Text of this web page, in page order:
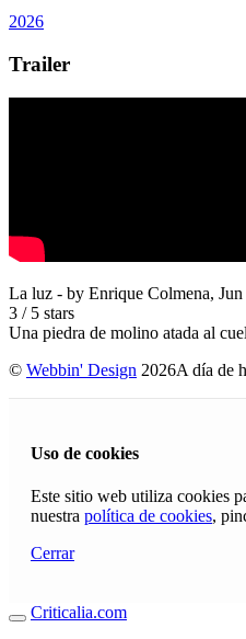
2026
Trailer
La luz - by Enrique Colmena,
3 / 5 stars
Una piedra de molino atada al
© Webbin' Design 2026A día de
Uso de cookies
Este sitio web utiliza cookies
nuestra política de cookies,
Cerrar
Criticalia.com